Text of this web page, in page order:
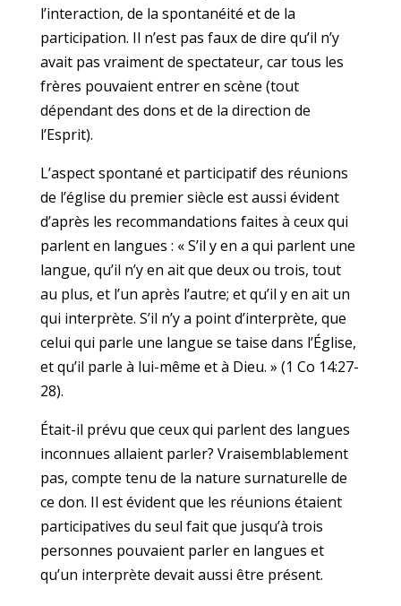
l’interaction, de la spontanéité et de la
participation. Il n’est pas faux de dire qu’il n’y
avait pas vraiment de spectateur, car tous les
frères pouvaient entrer en scène (tout
dépendant des dons et de la direction de
l’Esprit).
L’aspect spontané et participatif des réunions
de l’église du premier siècle est aussi évident
d’après les recommandations faites à ceux qui
parlent en langues : « S’il y en a qui parlent une
langue, qu’il n’y en ait que deux ou trois, tout
au plus, et l’un après l’autre; et qu’il y en ait un
qui interprète. S’il n’y a point d’interprète, que
celui qui parle une langue se taise dans l’Église,
et qu’il parle à lui-même et à Dieu. » (1 Co 14:27-
28).
Était-il prévu que ceux qui parlent des langues
inconnues allaient parler? Vraisemblablement
pas, compte tenu de la nature surnaturelle de
ce don. Il est évident que les réunions étaient
participatives du seul fait que jusqu’à trois
personnes pouvaient parler en langues et
qu’un interprète devait aussi être présent.